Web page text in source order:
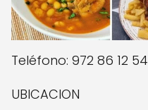
Teléfono: 972 86 12 54
UBICACION